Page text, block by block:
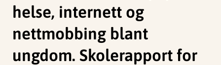
helse, internett og
nettmobbing blant
ungdom. Skolerapport for